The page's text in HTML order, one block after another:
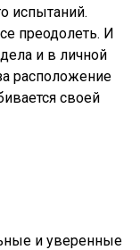
испытаний.
преодолеть. И
и в личной
расположение
своей
и уверенные